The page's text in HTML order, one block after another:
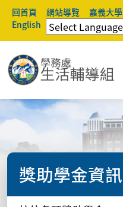
回首頁 網站導覽 嘉義大學
English
獎助學金資訊